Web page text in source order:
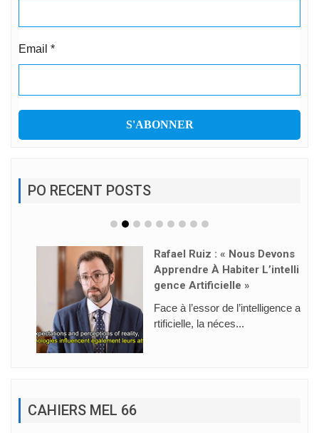
Email *
PO RECENT POSTS
Rafael Ruiz : « Nous Devons
Apprendre À Habiter L’intelli
Gence Artificielle »
Face à l’essor de l’intelligence a
rtificielle, la néces...
CAHIERS MEL 66